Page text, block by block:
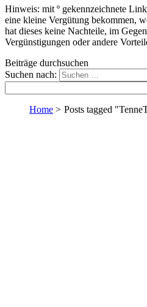
Hinweis: mit º gekennzeichnete
eine kleine Vergütung bekommen,
hat dieses keine Nachteile, im
Vergünstigungen oder andere
Beiträge durchsuchen
Suchen nach:
Home > Posts tagged